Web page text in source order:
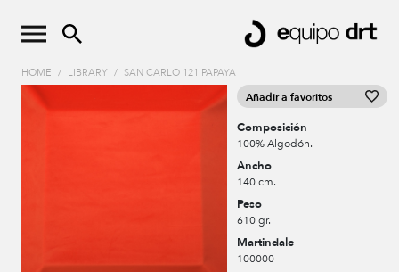
HOME / LIBRARY / SAN CARLO 121 PAPAYA
Añadir a favoritos
Composición
100% Algodón.
Ancho
140 cm.
Peso
610 gr.
Martindale
100000